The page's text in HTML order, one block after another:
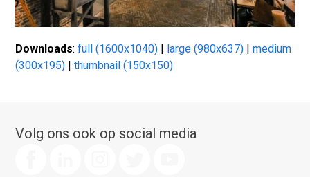
Downloads:full (1600x1040) | large (980x637) |medium
(300x195) |thumbnail (150x150)
Volg ons ook op social media